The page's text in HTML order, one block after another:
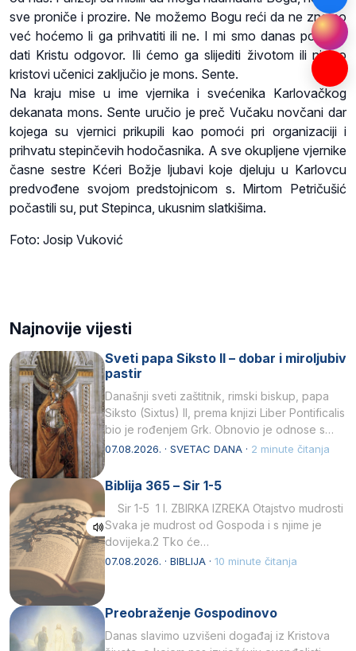
sve proniče i prozire. Ne možemo Bogu reći da ne znamo
već hoćemo li ga prihvatiti ili ne. I mi smo danas pozvani
dati Kristu odgovor. Ili ćemo ga slijediti životom ili nismo
kristovi učenici zaključio je mons. Sente.
Na kraju mise u ime vjernika i svećenika Karlovačkog
dekanata mons. Sente uručio je preč Vučaku novčani dar
kojega su vjernici prikupili kao pomoći pri organizaciji i
prihvatu stepinčevih hodočasnika. A sve okupljene vjernike
časne sestre Kćeri Božje ljubavi koje djeluju u Karlovcu
predvođene svojom predstojnicom s. Mirtom Petričušić
počastili su, put Stepinca, ukusnim slatkišima.
Foto: Josip Vuković
Najnovije vijesti
Sveti papa Siksto II – dobar i miroljubiv
pastir
Današnji sveti zaštitnik, rimski biskup, papa
Siksto (Sixtus) II, prema knjizi Liber Pontificalis
bio je rođenjem Grk. Obnovio je odnose s
afričkim…
07.08.2026. · SVETAC DANA · 2 minute čitanja
Biblija 365 – Sir 1-5
Sir 1-5 1 I. ZBIRKA IZREKA Otajstvo mudrosti
Svaka je mudrost od Gospoda i s njime je
dovijeka.2 Tko će…
07.08.2026. · BIBLIJA · 10 minute čitanja
Preobraženje Gospodinovo
Danas slavimo uzvišeni događaj iz Kristova